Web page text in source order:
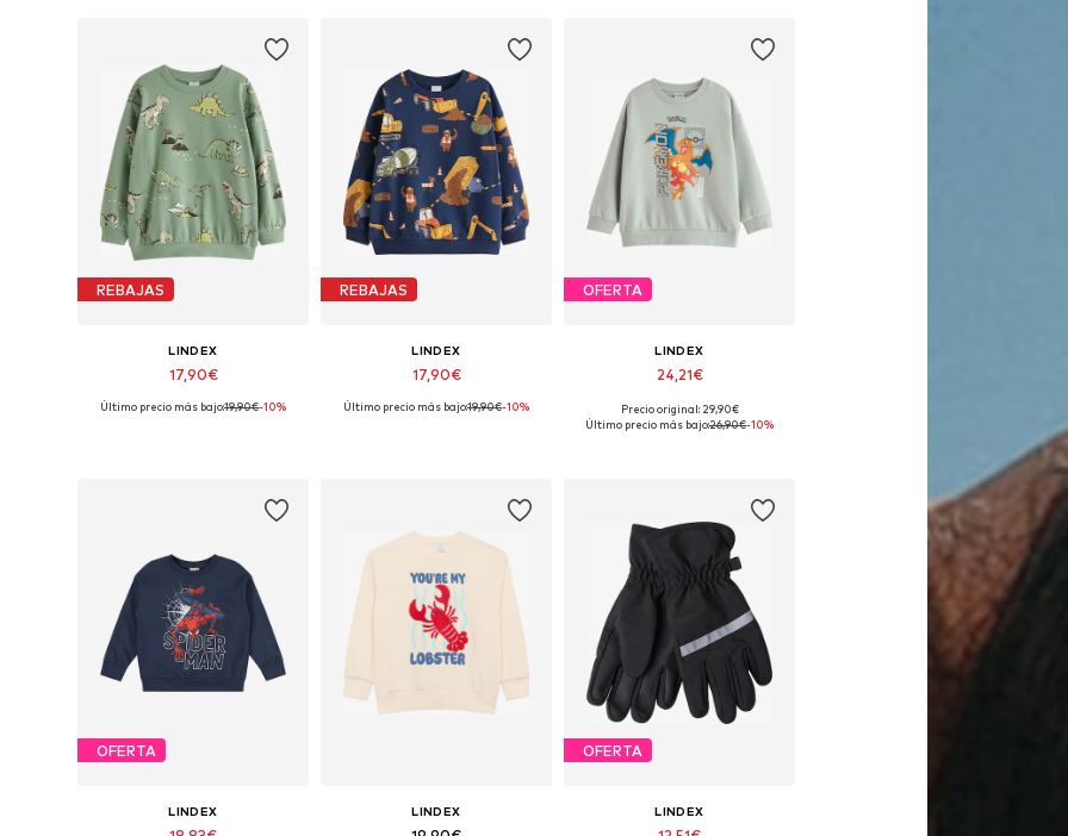
REBAJAS
LINDEX
17,90€
Disponible en muchas tallas
Último precio más bajo:19,90€-10%
REBAJAS
LINDEX
17,90€
Último precio más bajo:19,90€-10%
OFERTA
LINDEX
24,21€
Precio original: 29,90€
Último precio más bajo:26,90€-10%
OFERTA
LINDEX LINDEX
OFERTA
LINDEX